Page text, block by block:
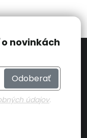
novinkách
Odoberať
údajov.